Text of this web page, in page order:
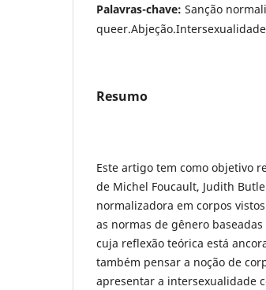
Palavras-chave: Sanção
Resumo
Este artigo tem como objetivo
de Michel Foucault, Judith
normalizadora em corpos
as normas de gênero
cuja reflexão teórica está
também pensar a noção de
apresentar a intersexualidade